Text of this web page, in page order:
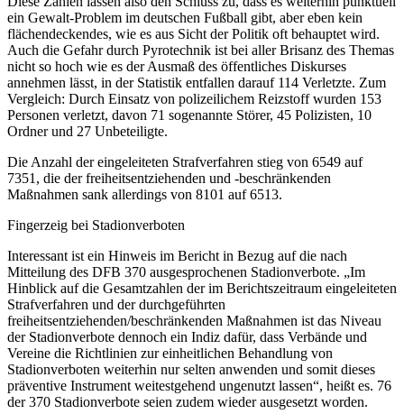
ein Gewalt-Problem im deutschen Fußball gibt, aber eben kein
flächendeckendes, wie es aus Sicht der Politik oft behauptet wird.
Auch die Gefahr durch Pyrotechnik ist bei aller Brisanz des Themas
nicht so hoch wie es der Ausmaß des öffentliches Diskurses
annehmen lässt, in der Statistik entfallen darauf 114 Verletzte. Zum
Vergleich: Durch Einsatz von polizeilichem Reizstoff wurden 153
Personen verletzt, davon 71 sogenannte Störer, 45 Polizisten, 10
Ordner und 27 Unbeteiligte.
Die Anzahl der eingeleiteten Strafverfahren stieg von 6549 auf
7351, die der freiheitsentziehenden und -beschränkenden
Maßnahmen sank allerdings von 8101 auf 6513.
Fingerzeig bei Stadionverboten
Interessant ist ein Hinweis im Bericht in Bezug auf die nach
Mitteilung des DFB 370 ausgesprochenen Stadionverbote. „Im
Hinblick auf die Gesamtzahlen der im Berichtszeitraum eingeleiteten
Strafverfahren und der durchgeführten
freiheitsentziehenden/beschränkenden Maßnahmen ist das Niveau
der Stadionverbote dennoch ein Indiz dafür, dass Verbände und
Vereine die Richtlinien zur einheitlichen Behandlung von
Stadionverboten weiterhin nur selten anwenden und somit dieses
präventive Instrument weitestgehend ungenutzt lassen“, heißt es. 76
der 370 Stadionverbote seien zudem wieder ausgesetzt worden.